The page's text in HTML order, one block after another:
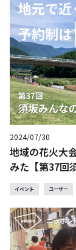
2024/07/30
地域の花火大
みた【第37回
イベント ユーザー